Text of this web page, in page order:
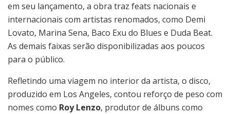
em seu lançamento, a obra traz feats nacionais e
internacionais com artistas renomados, como Demi
Lovato, Marina Sena, Baco Exu do Blues e Duda Beat.
As demais faixas serão disponibilizadas aos poucos
para o público.
Refletindo uma viagem no interior da artista, o disco,
produzido em Los Angeles, contou reforço de peso com
nomes como Roy Lenzo, produtor de álbuns como